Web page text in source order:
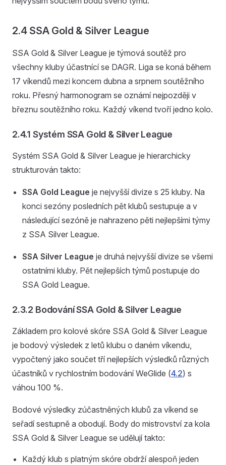
2.4 SSA Gold & Silver League
SSA Gold & Silver League je týmová soutěž pro
všechny kluby účastnící se DAGR. Liga se koná během
17 víkendů mezi koncem dubna a srpnem soutěžního
roku. Přesný harmonogram se oznámí nejpozději v
březnu soutěžního roku. Každý víkend tvoří jedno kolo.
2.4.1 Systém SSA Gold & Silver League
Systém SSA Gold & Silver League je hierarchicky
strukturován takto:
SSA Gold League je nejvyšší divize s 25 kluby. Na
konci sezóny posledních pět klubů sestupuje a v
následující sezóně je nahrazeno pěti nejlepšími týmy
z SSA Silver League.
SSA Silver League je druhá nejvyšší divize se všemi
ostatními kluby. Pět nejlepších týmů postupuje do
SSA Gold League.
2.3.2 Bodování SSA Gold & Silver League
Základem pro kolové skóre SSA Gold & Silver League
je bodový výsledek z letů klubu o daném víkendu,
vypočtený jako součet tří nejlepších výsledků různých
účastníků v rychlostním bodování WeGlide (4.2) s
váhou 100 %.
Bodové výsledky zúčastněných klubů za víkend se
seřadí sestupně a obodují. Body do mistrovství za kola
SSA Gold & Silver League se udělují takto:
Každý klub s platným skóre obdrží alespoň jeden